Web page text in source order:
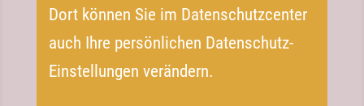
Dort können Sie im Datenschutzcenter
auch Ihre persönlichen Datenschutz-​
Einstellungen verändern.